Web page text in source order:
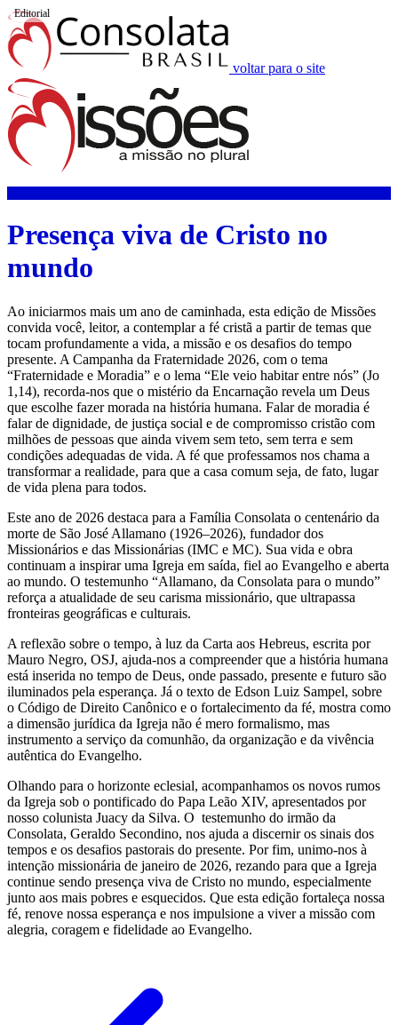
voltar para o site
Editorial
Presença viva de Cristo no
mundo
Ao iniciarmos mais um ano de caminhada, esta edição de Missões
convida você, leitor, a contemplar a fé cristã a partir de temas que
tocam profundamente a vida, a missão e os desafios do tempo
presente. A Campanha da Fraternidade 2026, com o tema
“Fraternidade e Moradia” e o lema “Ele veio habitar entre nós” (Jo
1,14), recorda-nos que o mistério da Encarnação revela um Deus
que escolhe fazer morada na história humana. Falar de moradia é
falar de dignidade, de justiça social e de compromisso cristão com
milhões de pessoas que ainda vivem sem teto, sem terra e sem
condições adequadas de vida. A fé que professamos nos chama a
transformar a realidade, para que a casa comum seja, de fato, lugar
de vida plena para todos.
Este ano de 2026 destaca para a Família Consolata o centenário da
morte de São José Allamano (1926–2026), fundador dos
Missionários e das Missionárias (IMC e MC). Sua vida e obra
continuam a inspirar uma Igreja em saída, fiel ao Evangelho e aberta
ao mundo. O testemunho “Allamano, da Consolata para o mundo”
reforça a atualidade de seu carisma missionário, que ultrapassa
fronteiras geográficas e culturais.
A reflexão sobre o tempo, à luz da Carta aos Hebreus, escrita por
Mauro Negro, OSJ, ajuda-nos a compreender que a história humana
está inserida no tempo de Deus, onde passado, presente e futuro são
iluminados pela esperança. Já o texto de Edson Luiz Sampel, sobre
o Código de Direito Canônico e o fortalecimento da fé, mostra como
a dimensão jurídica da Igreja não é mero formalismo, mas
instrumento a serviço da comunhão, da organização e da vivência
autêntica do Evangelho.
Olhando para o horizonte eclesial, acompanhamos os novos rumos
da Igreja sob o pontificado do Papa Leão XIV, apresentados por
nosso colunista Juacy da Silva. O testemunho do irmão da
Consolata, Geraldo Secondino, nos ajuda a discernir os sinais dos
tempos e os desafios pastorais do presente. Por fim, unimo-nos à
intenção missionária de janeiro de 2026, rezando para que a Igreja
continue sendo presença viva de Cristo no mundo, especialmente
junto aos mais pobres e esquecidos. Que esta edição fortaleça nossa
fé, renove nossa esperança e nos impulsione a viver a missão com
alegria, coragem e fidelidade ao Evangelho.